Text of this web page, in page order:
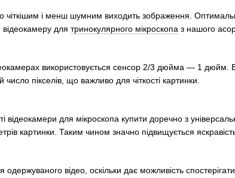
чіткішим і менш шумним виходить зображення.
для тринокулярного мікроскопа з нашого
використовується сенсор 2/3 дюйма — 1 дюйм.
пікселів, що важливо для чіткості картинки.
відеокамери для мікроскопа купити доречно з
картинки. Таким чином значно підвищується яскравість
відео, оскільки дає можливість